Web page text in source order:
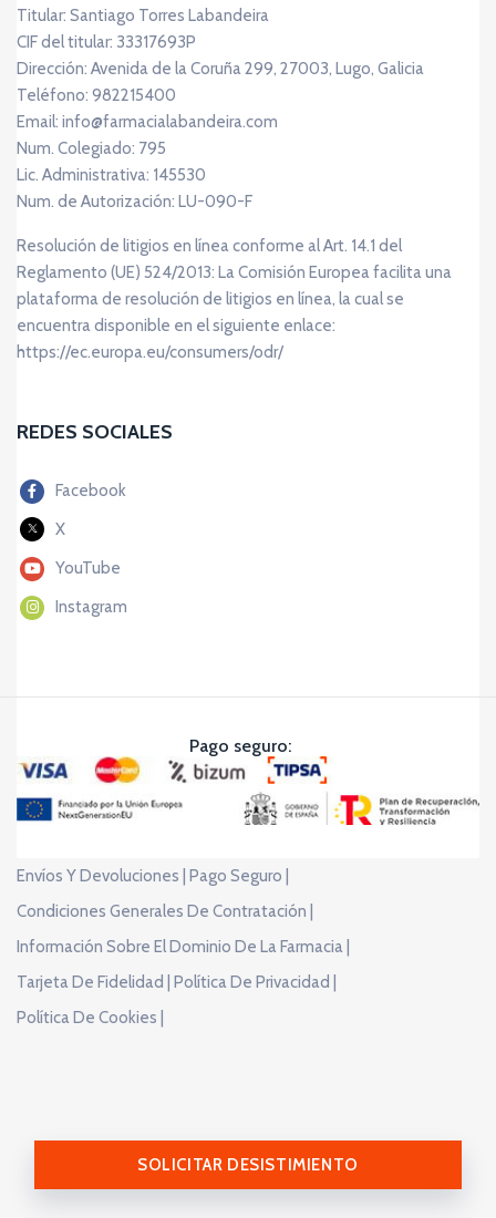
Titular: Santiago Torres Labandeira
CIF del titular: 33317693P
Dirección: Avenida de la Coruña 299, 27003, Lugo, Galicia
Teléfono: 982215400
Email: info@farmacialabandeira.com
Num. Colegiado: 795
Lic. Administrativa: 145530
Num. de Autorización: LU-090-F
Resolución de litigios en línea conforme al Art. 14.1 del
Reglamento (UE) 524/2013: La Comisión Europea facilita una
plataforma de resolución de litigios en línea, la cual se
encuentra disponible en el siguiente enlace:
https://ec.europa.eu/consumers/odr/
REDES SOCIALES
Facebook
X
YouTube
Instagram
Pago seguro:
Envíos Y Devoluciones |
Pago Seguro |
Condiciones Generales De Contratación |
Información Sobre El Dominio De La Farmacia |
Tarjeta De Fidelidad |
Política De Privacidad |
Política De Cookies |
SOLICITAR DESISTIMIENTO